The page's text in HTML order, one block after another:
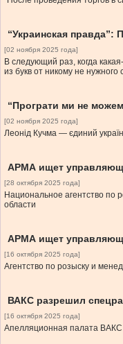
“Украинская правда”:
[02 ноября 2025 года]
В следующий раз, когда
из букв от никому не
“Програти ми не
[02 ноября 2025 года]
Леонід Кучма — єдиний
АРМА ищет
[28 октября 2025 года]
Национальное агентство по
области
АРМА ищет
[16 октября 2025 года]
Агентство по розыску и
ВАКС разрешил
[16 октября 2025 года]
Апелляционная палата ВАКС